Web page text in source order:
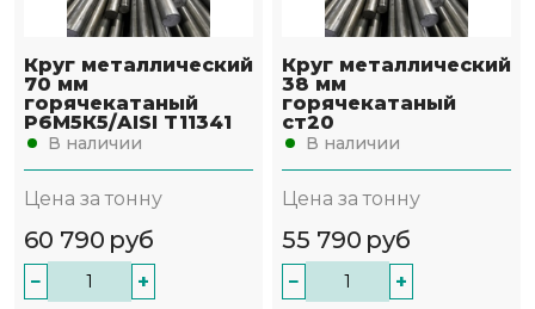
Круг металлический
70 мм
горячекатаный
Р6М5К5/AISI T11341
В наличии
Цена за тонну
60 790 руб
− +
Круг металлический
38 мм
горячекатаный
ст20
В наличии
Цена за тонну
55 790 руб
− +